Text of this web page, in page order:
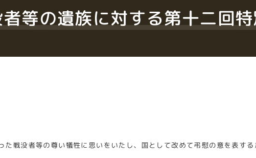
等の遺族に対する第十二回
た戦没者等の尊い犠牲に思いをいたし、国として改めて弔慰の意を表す